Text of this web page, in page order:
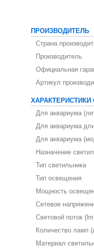
ПРОИЗВОДИТЕЛЬ
Страна
Производитель
Официальная
Артикул
ХАРАКТЕРИСТИКИ
Для аквариума
Для аквариума
Для аквариума
Назначение
Тип светильника
Тип освещения
Мощность
Сетевое
Световой поток
Количество ламп
Материал